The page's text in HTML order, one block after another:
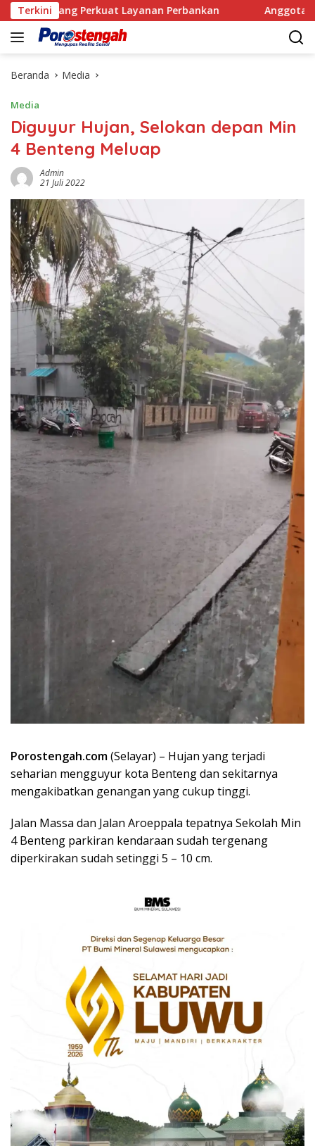
Langsung
ke
konten
TerkiniLayanan Perbankan Anggota Satpol PP
Beranda Media
Media
Diguyur Hujan, Selokan depan Min
4 Benteng Meluap
Admin
21 Juli 2022
Porostengah.com(Selayar) – Hujan yang terjadi
seharian mengguyur kota Benteng dan sekitarnya
mengakibatkan genangan yang cukup tinggi.
Jalan Massa dan Jalan Aroeppala tepatnya Sekolah Min
4 Benteng parkiran kendaraan sudah tergenang
diperkirakan sudah setinggi 5 – 10 cm.